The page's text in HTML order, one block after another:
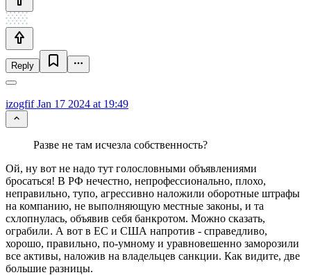
Reply
izogfifJan 17 2024 at 19:49
Разве не там исчезла собственность?
Ой, ну вот не надо тут голословными объявлениями
бросаться! В РФ нечестно, непрофессионально, плохо,
неправильно, тупо, агрессивно наложили оборотные штрафы
на компанию, не выполняющую местные законы, и та
схлопнулась, объявив себя банкротом. Можно сказать,
ограбили. А вот в ЕС и США напротив - справедливо,
хорошо, правильно, по-умному и уравновешенно заморозили
все активы, наложив на владельцев санкции. Как видите, две
большие разницы.